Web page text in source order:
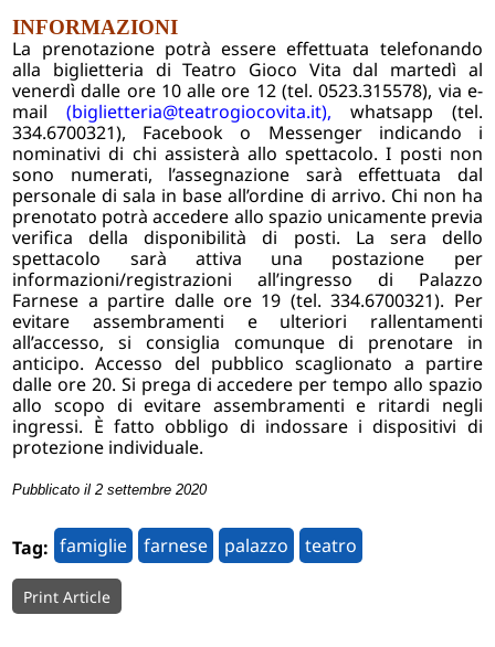
INFORMAZIONI
La prenotazione potrà essere effettuata telefonando
alla biglietteria di Teatro Gioco Vita dal martedì al
venerdì dalle ore 10 alle ore 12 (tel. 0523.315578), via e-
mail (biglietteria@teatrogiocovita.it), whatsapp (tel.
334.6700321), Facebook o Messenger indicando i
nominativi di chi assisterà allo spettacolo. I posti non
sono numerati, l’assegnazione sarà effettuata dal
personale di sala in base all’ordine di arrivo. Chi non ha
prenotato potrà accedere allo spazio unicamente previa
verifica della disponibilità di posti. La sera dello
spettacolo sarà attiva una postazione per
informazioni/registrazioni all’ingresso di Palazzo
Farnese a partire dalle ore 19 (tel. 334.6700321). Per
evitare assembramenti e ulteriori rallentamenti
all’accesso, si consiglia comunque di prenotare in
anticipo. Accesso del pubblico scaglionato a partire
dalle ore 20. Si prega di accedere per tempo allo spazio
allo scopo di evitare assembramenti e ritardi negli
ingressi. È fatto obbligo di indossare i dispositivi di
protezione individuale.
Pubblicato il 2 settembre 2020
Tag: famiglie farnese palazzo teatro
Print Article